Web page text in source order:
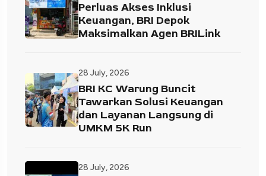
Perluas Akses Inklusi
Keuangan, BRI Depok
Maksimalkan Agen BRILink
28 July, 2026
BRI KC Warung Buncit
Tawarkan Solusi Keuangan
dan Layanan Langsung di
UMKM 5K Run
28 July, 2026